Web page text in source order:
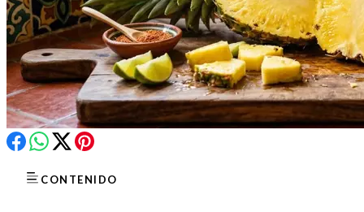
CONTENIDO